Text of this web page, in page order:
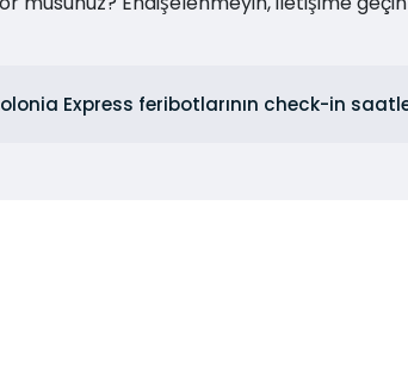
Express feribotlarının check-in